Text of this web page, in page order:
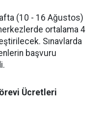
(10 - 16 Ağustos)
ortalama 4
Sınavlarda
başvuru
Ücretleri